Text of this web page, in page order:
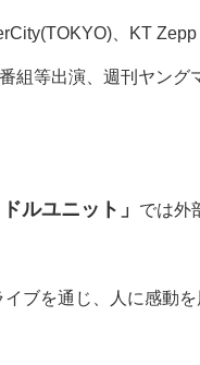
、KT
組等出演、週刊ヤン
ドルユニット」 では外
ブを通じ、人に感動